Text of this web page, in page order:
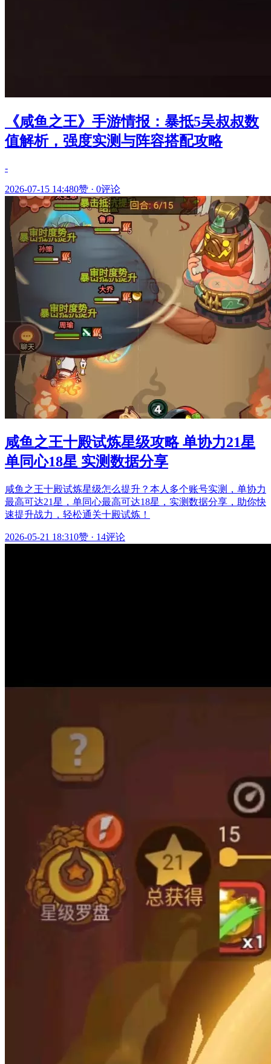
《咸鱼之王》手游情报：暴抵5吴叔叔数
值解析，强度实测与阵容搭配攻略
-
2026-07-15 14:480赞 · 0评论
咸鱼之王十殿试炼星级攻略 单协力21星
单同心18星 实测数据分享
咸鱼之王十殿试炼星级怎么提升？本人多个账号实测，单协力
最高可达21星，单同心最高可达18星，实测数据分享，助你快
速提升战力，轻松通关十殿试炼！
2026-05-21 18:310赞 · 14评论